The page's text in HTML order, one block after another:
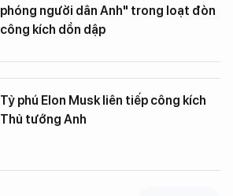
phóng người dân Anh" trong loạt đòn
công kích dồn dập
Tỷ phú Elon Musk liên tiếp công kích
Thủ tướng Anh